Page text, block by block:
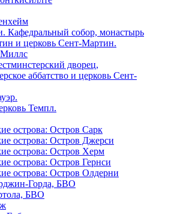
Кафедральный собор, монастырь
и церковь Сент-Мартин.
дворец,
аббатство и церковь Cент-
Темпл.
острова: Остров Сарк
острова: Остров Джерси
острова: Остров Херм
острова: Остров Гернси
острова: Остров Олдерни
Горда, БВО
БВО